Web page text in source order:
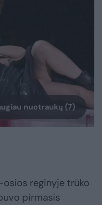
nuotraukų (7)
reginyje trūko
pirmasis